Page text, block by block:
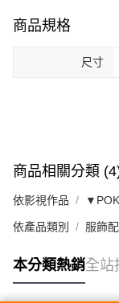
商品規格
尺寸
商品相關分類
依影視作品
依產品類別 服飾
本分類熱銷全站